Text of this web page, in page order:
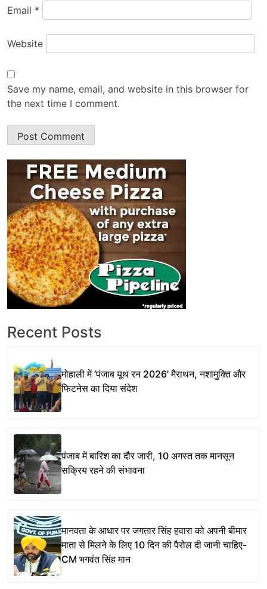
Email *
Website
Save my name, email, and website in this browser for
the next time I comment.
Recent Posts
मोहाली में ‘पंजाब यूथ रन 2026’ मैराथन, नशामुक्ति और
फिटनेस का दिया संदेश
पंजाब में बारिश का दौर जारी, 10 अगस्त तक मानसून
सक्रिय रहने की संभावना
मानवता के आधार पर जगतार सिंह हवारा को अपनी बीमार
माता से मिलने के लिए 10 दिन की पैरोल दी जानी चाहिए-
CM भगवंत सिंह मान